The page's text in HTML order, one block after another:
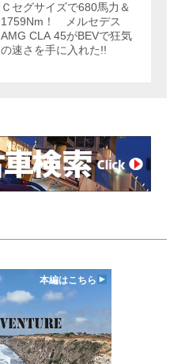
Ｃセグサイズで680馬力＆
1759Nm！ メルセデス
AMG CLA 45がBEVで狂気
の速さを手に入れた!!
本編はこちら